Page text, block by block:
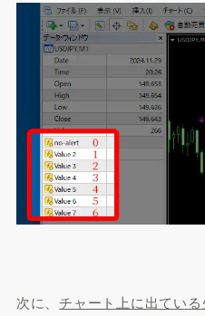
次に、チャート上に出てい